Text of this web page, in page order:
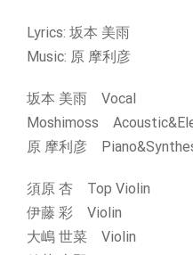
Lyrics: 坂本 美雨
Music: 原 摩利彦
坂本 美雨 Vocal
Moshimoss
原 摩利彦
須原 杏 Top Violin
伊藤 彩 Violin
大嶋 世菜 Violin